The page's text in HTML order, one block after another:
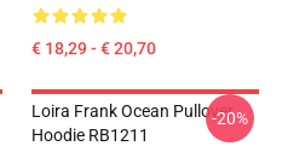
€ 18,29 - € 20,70
Loira Frank Ocean Pullover
Hoodie RB1211
-20%